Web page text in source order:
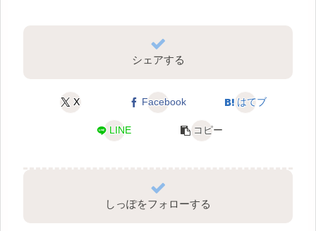
シェアする
X Facebook はてブ
LINE コピー
しっぽをフォローする